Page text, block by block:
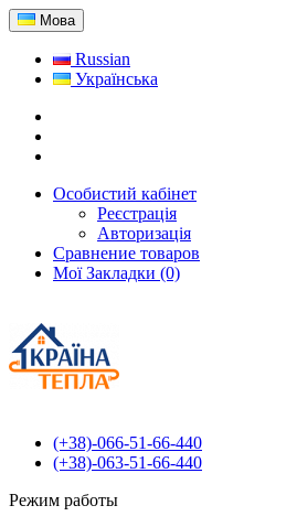
Мова
Russian
Українська
Особистий кабінет
Реєстрація
Авторизація
Сравнение товаров
Мої Закладки (0)
(+38)-066-51-66-440
(+38)-063-51-66-440
Режим работы